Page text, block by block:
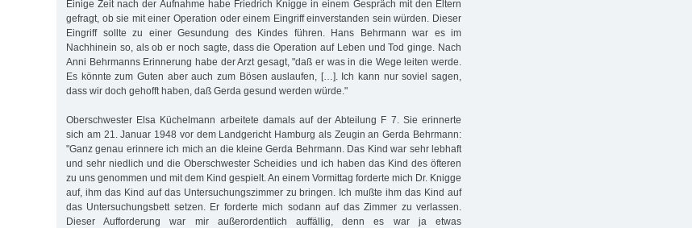
Einige Zeit nach der Aufnahme habe Friedrich Knigge in einem Gespräch mit den Eltern
gefragt, ob sie mit einer Operation oder einem Eingriff einverstanden sein würden. Dieser
Eingriff sollte zu einer Gesundung des Kindes führen. Hans Behrmann war es im
Nachhinein so, als ob er noch sagte, dass die Operation auf Leben und Tod ginge. Nach
Anni Behrmanns Erinnerung habe der Arzt gesagt, "daß er was in die Wege leiten werde.
Es könnte zum Guten aber auch zum Bösen auslaufen, […]. Ich kann nur soviel sagen,
dass wir doch gehofft haben, daß Gerda gesund werden würde."
Oberschwester Elsa Küchelmann arbeitete damals auf der Abteilung F 7. Sie erinnerte
sich am 21. Januar 1948 vor dem Landgericht Hamburg als Zeugin an Gerda Behrmann:
"Ganz genau erinnere ich mich an die kleine Gerda Behrmann. Das Kind war sehr lebhaft
und sehr niedlich und die Oberschwester Scheidies und ich haben das Kind des öfteren
zu uns genommen und mit dem Kind gespielt. An einem Vormittag forderte mich Dr. Knigge
auf, ihm das Kind auf das Untersuchungszimmer zu bringen. Ich mußte ihm das Kind auf
das Untersuchungsbett setzen. Er forderte mich sodann auf das Zimmer zu verlassen.
Dieser Aufforderung war mir außerordentlich auffällig, denn es war ja etwas